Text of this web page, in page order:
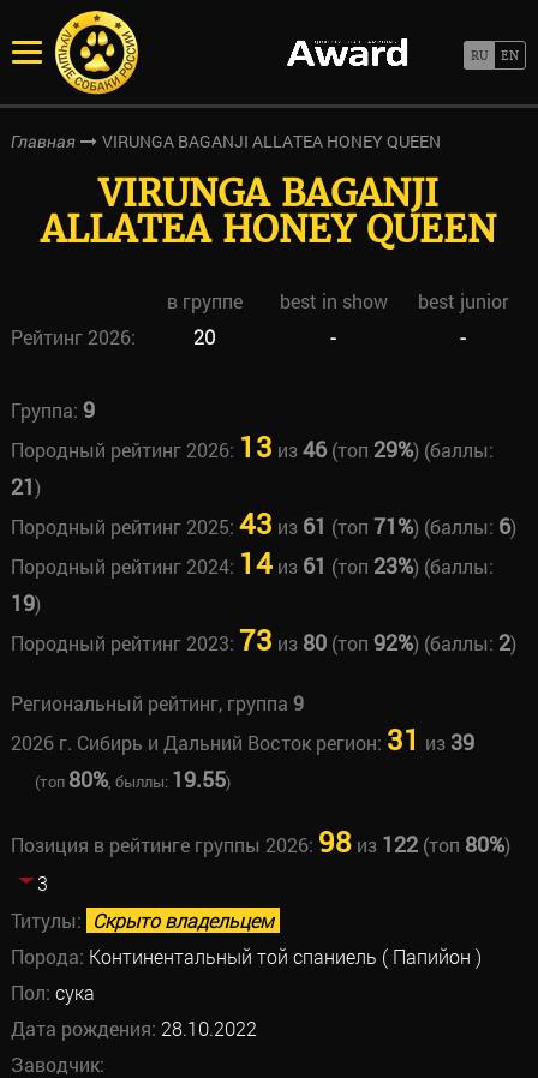
Главная VIRUNGA BAGANJI ALLATEA HONEY QUEEN
VIRUNGA BAGANJI
ALLATEA HONEY QUEEN
в группе best in show
best junior
Рейтинг 2026:
20 - -
Группа: 9
Породный рейтинг 2026: 13 из46(топ 29%) (баллы:
21)
Породный рейтинг 2025: 43 из 61 (топ 71%) (баллы: 6)
Породный рейтинг 2024: 14из 61 (топ 23%) (баллы:
19)
Породный рейтинг 2023: 73 из 80(топ 92%) (баллы: 2)
Региональный рейтинг, группа 9
2026 г. Сибирь и Дальний Восток регион: 31 из 39
(топ 80%, быллы: 19.55)
Позиция в рейтинге группы 2026: 98из 122(топ 80%)
3
Титулы: Скрыто владельцем
Порода: Континентальный той спаниель ( Папийон )
Пол: сука
Дата рождения: 28.10.2022
Заводчик: